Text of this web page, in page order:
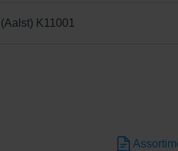
K11001